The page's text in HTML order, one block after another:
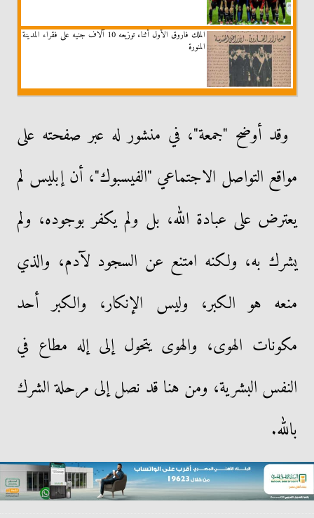
الملك فاروق الأول أثناء توزيعه 10 آلاف جنيه على فقراء المدينة
المنورة
وقد أوضح "جمعة"، في منشور له عبر صفحته على
مواقع التواصل الاجتماعي "الفيسبوك"، أن إبليس لم
يعترض على عبادة الله، بل ولم يكفر بوجوده، ولم
يشرك به، ولكنه امتنع عن السجود لآدم، والذي
منعه هو الكبر، وليس الإنكار، والكبر أحد
مكونات الهوى، والهوى يتحول إلى إله مطاع في
النفس البشرية، ومن هنا قد نصل إلى مرحلة الشرك
بالله.